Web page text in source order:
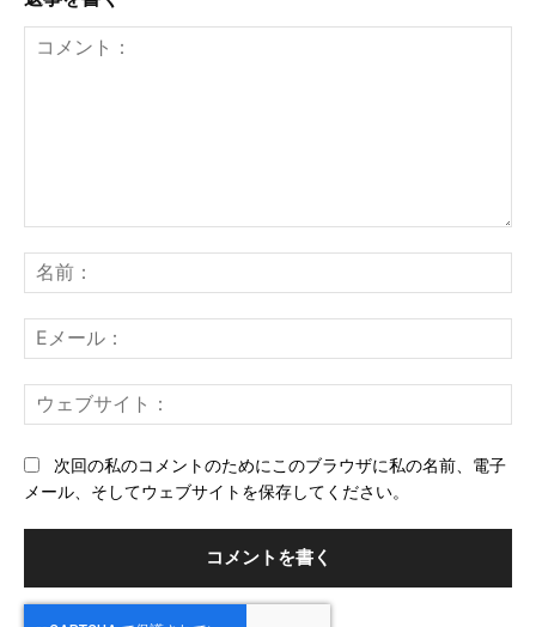
ン
ト：
前
メ
ー
ェ
次回の私のコメントのためにこのブラウザに私の名前、電子
メール、そしてウェブサイトを保存してください。